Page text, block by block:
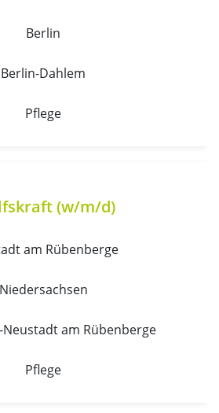
Berlin
Berlin-Dahlem
Pflege
(w/m/d)
am Rübenberge
Niedersachsen
am Rübenberge
Pflege